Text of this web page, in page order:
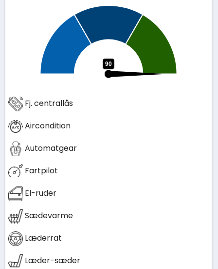
Fj. centrallås
Aircondition
Automatgear
Fartpilot
El-ruder
Sædevarme
Læderrat
Læder-sæder